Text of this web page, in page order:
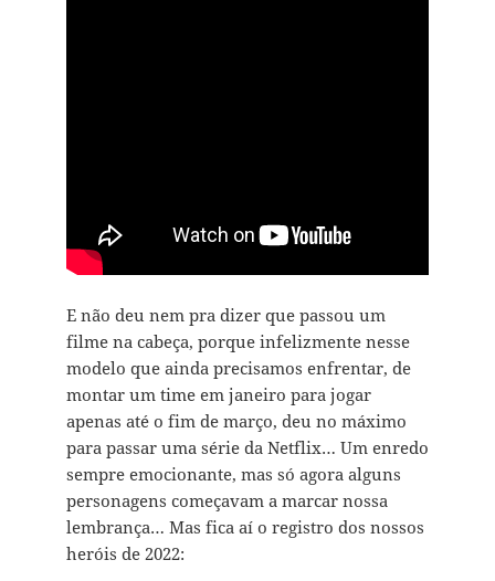
E não deu nem pra dizer que passou um
filme na cabeça, porque infelizmente nesse
modelo que ainda precisamos enfrentar, de
montar um time em janeiro para jogar
apenas até o fim de março, deu no máximo
para passar uma série da Netflix… Um enredo
sempre emocionante, mas só agora alguns
personagens começavam a marcar nossa
lembrança… Mas fica aí o registro dos nossos
heróis de 2022: